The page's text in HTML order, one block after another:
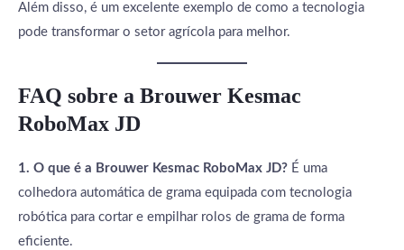
Além disso, é um excelente exemplo de como a tecnologia
pode transformar o setor agrícola para melhor.
FAQ sobre a Brouwer Kesmac
RoboMax JD
1. O que é a Brouwer Kesmac RoboMax JD? É uma
colhedora automática de grama equipada com tecnologia
robótica para cortar e empilhar rolos de grama de forma
eficiente.